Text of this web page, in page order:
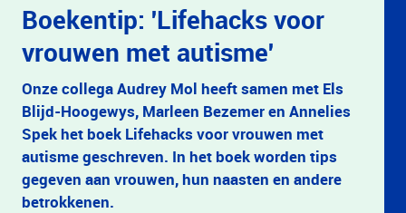
Boekentip: 'Lifehacks voor
vrouwen met autisme'
Onze collega Audrey Mol heeft samen met Els
Blijd-Hoogewys, Marleen Bezemer en Annelies
Spek het boek Lifehacks voor vrouwen met
autisme geschreven. In het boek worden tips
gegeven aan vrouwen, hun naasten en andere
betrokkenen.